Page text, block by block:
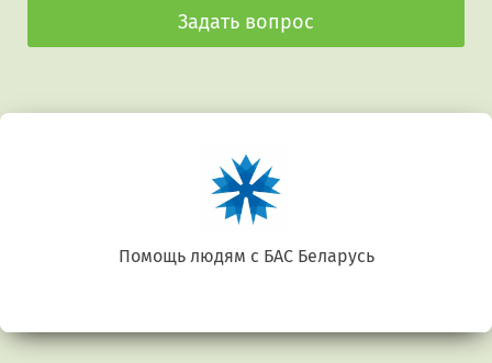
Задать вопрос
Беларусь. Gluten free